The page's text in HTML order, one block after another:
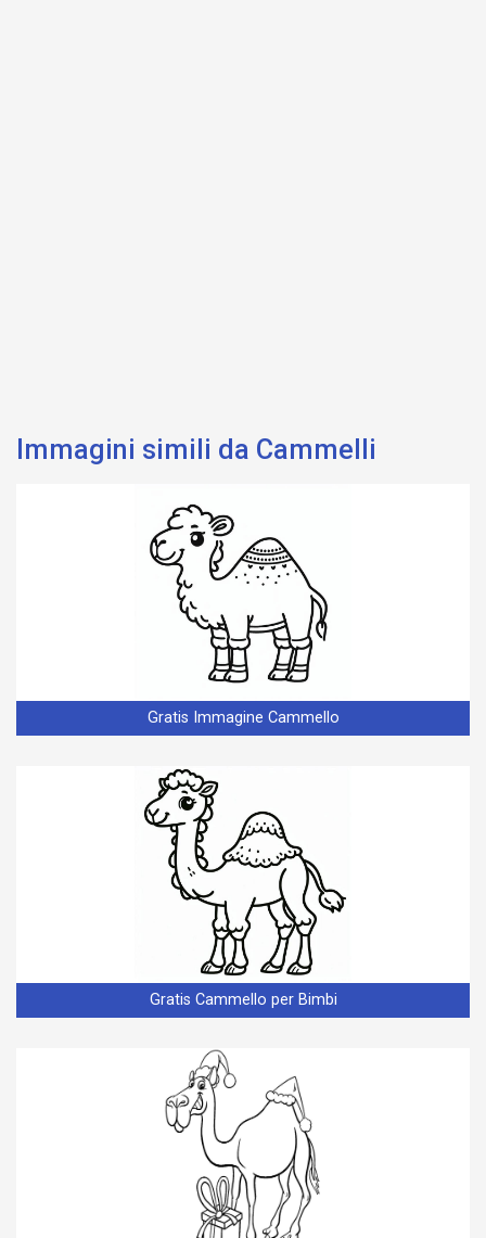
Immagini simili da Cammelli
Gratis Immagine Cammello
Gratis Cammello per Bimbi